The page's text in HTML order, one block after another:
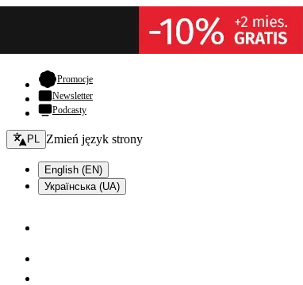
Promocje- otwiera się w nowej karcie
Newsletter
Podcasty
Zmień język - bieżący:
PL Zmień język strony
English (EN)
Українська (UA)